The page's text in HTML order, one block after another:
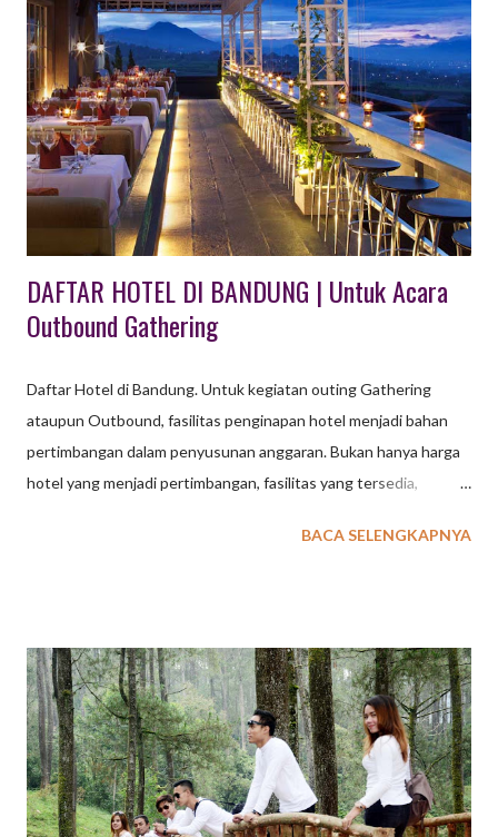
Tentunya paket outing outbound gathering perlu dikemas secra
apik dengan menggabungkan beberapa tempat wisata di
Majalengka dan Kuningan. Berikut ini beberapa ulasan tempat
wisata di Majalengka & Kuningan yang kami ambil dari sumber
www.tempatwisataunik.com 40 Tempat Wisata di Majalengka &
Kuningan Kabupaten di Jawa Barat ini pada awalnya bernama
Kabupaten Maja. Berlokasi di bagian timur Jawa Ba...
DAFTAR HOTEL DI BANDUNG | Untuk Acara
Outbound Gathering
Daftar Hotel di Bandung. Untuk kegiatan outing Gathering
ataupun Outbound, fasilitas penginapan hotel menjadi bahan
pertimbangan dalam penyusunan anggaran. Bukan hanya harga
hotel yang menjadi pertimbangan, fasilitas yang tersedia,
menjadi bahan pertimbangan. Kota Bandung saat ini
Family Gathering, dsb. Berikut ini kami sampaikan beberapa
daftar hotel yang ada di Bandung, semoga dapat mebantu Anda.
1. The Trans Luxury Hotel Berlokasi di Jalan Gatot Subroto 289,
yang merupakan pusat kota Bandung, Hotel bintang 5 di
Bandung ini mendapat predikat sebagai Hotel Bintang 5 di
Bandung yang paling baik. Ada banyak variasi paket kamar yang
BACA SELENGKAPNYA